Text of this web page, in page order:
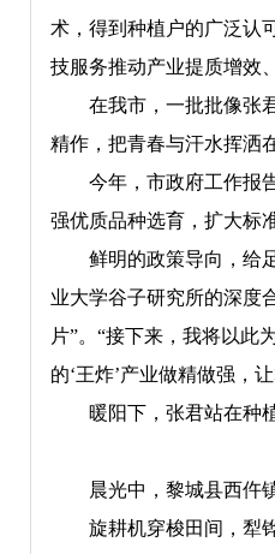
术，得到种植户的广泛认
技服务推动产业提质增效
在我市，一批批像张君
精作，把青春与汗水挥洒
今年，市政府工作报告
强优质品种选育，扩大标
鲜明的政策导向，给足
业大学谷子研究所的深度
片”。“接下来，我将以此
的‘王炸’产业做精做强，
暖阳下，张君站在种植
晨光中，黎城县西仵镇
旋耕机穿梭田间，犁铧